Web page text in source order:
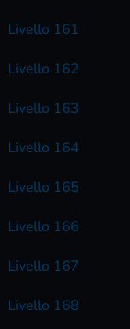
Livello 161
Livello 162
Livello 163
Livello 164
Livello 165
Livello 166
Livello 167
Livello 168